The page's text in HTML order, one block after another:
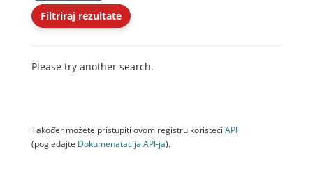
Filtriraj rezultate
Please try another search.
Također možete pristupiti ovom registru koristeći API
(pogledajte Dokumenаtаcijа API-jа).